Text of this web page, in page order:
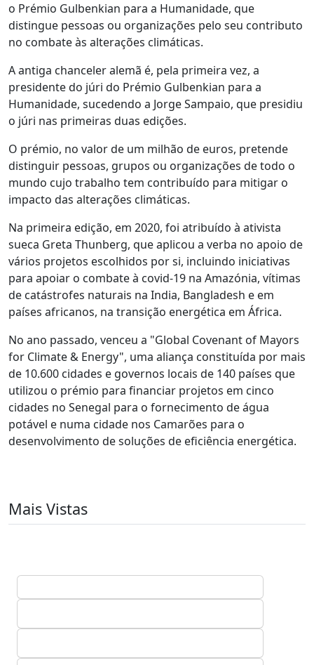
o Prémio Gulbenkian para a Humanidade, que
distingue pessoas ou organizações pelo seu contributo
no combate às alterações climáticas.
A antiga chanceler alemã é, pela primeira vez, a
presidente do júri do Prémio Gulbenkian para a
Humanidade, sucedendo a Jorge Sampaio, que presidiu
o júri nas primeiras duas edições.
O prémio, no valor de um milhão de euros, pretende
distinguir pessoas, grupos ou organizações de todo o
mundo cujo trabalho tem contribuído para mitigar o
impacto das alterações climáticas.
Na primeira edição, em 2020, foi atribuído à ativista
sueca Greta Thunberg, que aplicou a verba no apoio de
vários projetos escolhidos por si, incluindo iniciativas
para apoiar o combate à covid-19 na Amazónia, vítimas
de catástrofes naturais na India, Bangladesh e em
países africanos, na transição energética em África.
No ano passado, venceu a "Global Covenant of Mayors
for Climate & Energy", uma aliança constituída por mais
de 10.600 cidades e governos locais de 140 países que
utilizou o prémio para financiar projetos em cinco
cidades no Senegal para o fornecimento de água
potável e numa cidade nos Camarões para o
desenvolvimento de soluções de eficiência energética.
Mais Vistas